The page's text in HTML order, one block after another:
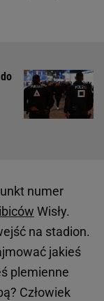
numer
Wisły.
na stadion.
jakieś
plemienne
Człowiek